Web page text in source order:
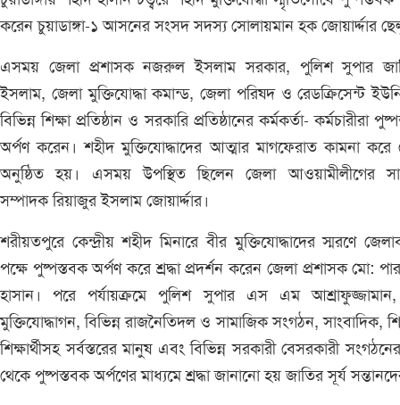
করেন চুয়াডাঙ্গা-১ আসনের সংসদ সদস্য সোলায়মান হক জোয়ার্দ্দার
এসময় জেলা প্রশাসক নজরুল ইসলাম সরকার, পুলিশ সুপার
ইসলাম, জেলা মুক্তিযোদ্ধা কমান্ড, জেলা পরিষদ ও রেডক্রিসেন্ট
বিভিন্ন শিক্ষা প্রতিষ্ঠান ও সরকারি প্রতিষ্ঠানের কর্মকর্তা- কর্মচারীরা
অর্পণ করেন। শহীদ মুক্তিযোদ্ধাদের আত্মার মাগফেরাত কামনা করে
অনুষ্ঠিত হয়। এসময় উপস্থিত ছিলেন জেলা আওয়ামীলীগের
সম্পাদক রিয়াজুর ইসলাম জোয়ার্দ্দার।
শরীয়তপুরে কেন্দ্রীয় শহীদ মিনারে বীর মুক্তিযোদ্ধাদের স্মরণে
পক্ষে পুষ্পস্তবক অর্পণ করে শ্রদ্ধা প্রদর্শন করেন জেলা প্রশাসক মো:
হাসান। পরে পর্যায়ক্রমে পুলিশ সুপার এস এম
মুক্তিযোদ্ধাগন, বিভিন্ন রাজনৈতিদল ও সামাজিক সংগঠন, সাংবাদিক,
শিক্ষার্থীসহ সর্বস্তরের মানুষ এবং বিভিন্ন সরকারী বেসরকারী
থেকে পুষ্পস্তবক অর্পণের মাধ্যমে শ্রদ্ধা জানানো হয় জাতির সূর্য